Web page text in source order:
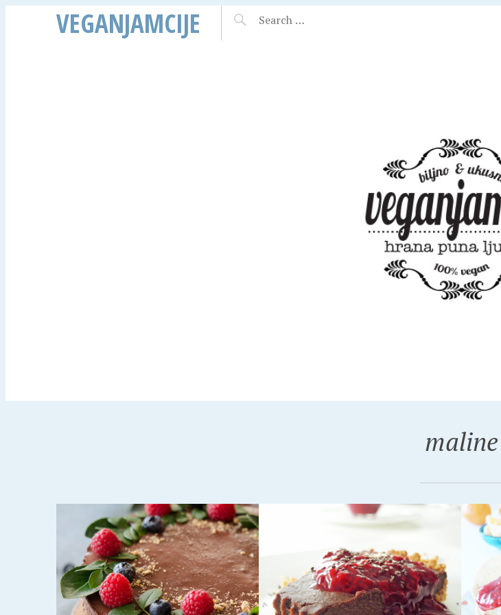
VEGANJAMCIJE
maline
FEBRUARY 5, 2016
ČOKOLADNI TOFU TART
AMERIČKE PALAČINKE
OD SPELTE